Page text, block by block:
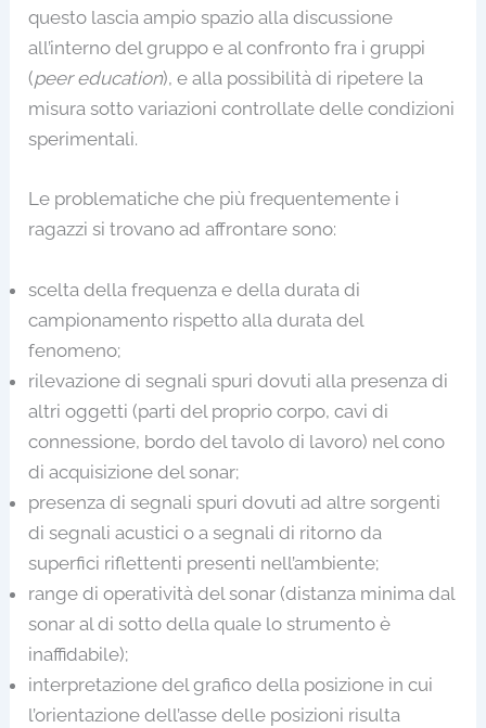
questo lascia ampio spazio alla discussione
all’interno del gruppo e al confronto fra i gruppi
(peer education), e alla possibilità di ripetere la
misura sotto variazioni controllate delle condizioni
sperimentali.
Le problematiche che più frequentemente i
ragazzi si trovano ad affrontare sono:
scelta della frequenza e della durata di
campionamento rispetto alla durata del
fenomeno;
rilevazione di segnali spuri dovuti alla presenza di
altri oggetti (parti del proprio corpo, cavi di
connessione, bordo del tavolo di lavoro) nel cono
di acquisizione del sonar;
presenza di segnali spuri dovuti ad altre sorgenti
di segnali acustici o a segnali di ritorno da
superfici riflettenti presenti nell’ambiente;
range di operatività del sonar (distanza minima dal
sonar al di sotto della quale lo strumento è
inaffidabile);
interpretazione del grafico della posizione in cui
l’orientazione dell’asse delle posizioni risulta